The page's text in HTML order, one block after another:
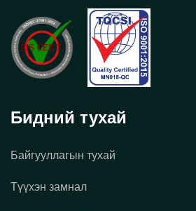
Бидний тухай
Байгууллагын тухай
Түүхэн замнал